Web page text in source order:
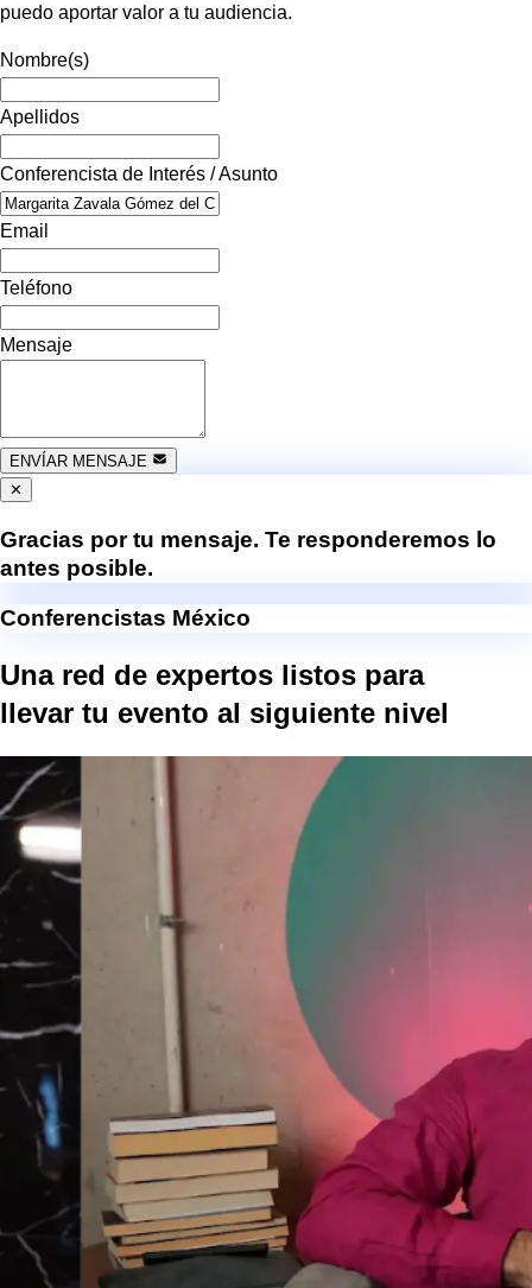
puedo aportar valor a tu audiencia.
Nombre(s)
Apellidos
Conferencista de Interés / Asunto
Email
Teléfono
Mensaje
ENVÍAR MENSAJE
✕
Gracias por tu mensaje. Te responderemos lo
antes posible.
Conferencistas México
Una red de expertos listos para
llevar tu evento al siguiente nivel